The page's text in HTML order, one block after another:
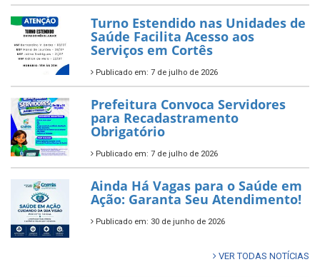
Turno Estendido nas Unidades de
Saúde Facilita Acesso aos
Serviços em Cortês
Publicado em: 7 de julho de 2026
Prefeitura Convoca Servidores
para Recadastramento
Obrigatório
Publicado em: 7 de julho de 2026
Ainda Há Vagas para o Saúde em
Ação: Garanta Seu Atendimento!
Publicado em: 30 de junho de 2026
VER TODAS NOTÍCIAS